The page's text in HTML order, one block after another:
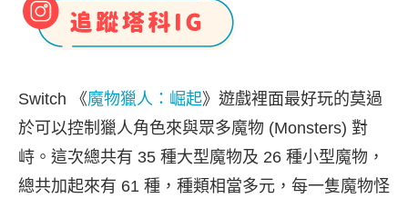
Switch 《魔物獵人：崛起》遊戲裡面最好玩的莫過
於可以控制獵人角色來與眾多魔物 (Monsters) 對
峙。這次總共有 35 種大型魔物及 26 種小型魔物，
總共加起來有 61 種，種類相當多元，每一隻魔物怪